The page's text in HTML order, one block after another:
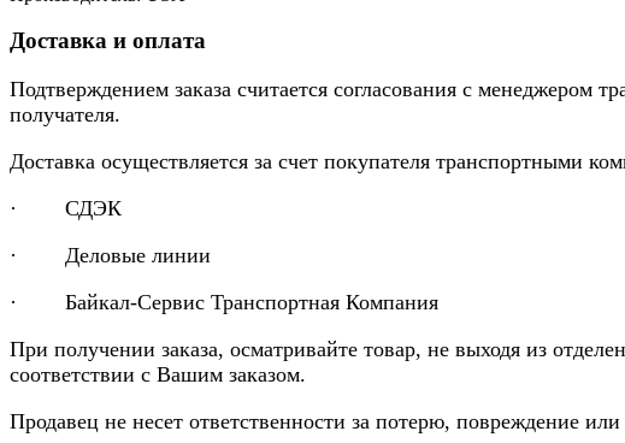
Доставка и оплата
Подтверждением заказа считается согласования с менеджером
получателя.
Доставка осуществляется за счет покупателя транспортными
· СДЭК
· Деловые линии
· Байкал-Сервис Транспортная Компания
При получении заказа, осматривайте товар, не выходя из
соответствии с Вашим заказом.
Продавец не несет ответственности за потерю, повреждение